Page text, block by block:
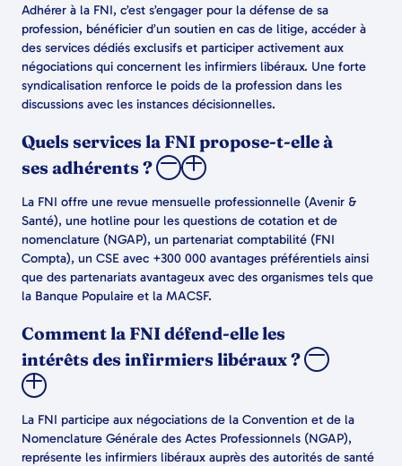
Adhérer à la FNI, c’est s’engager pour la défense de sa
profession, bénéficier d’un soutien en cas de litige, accéder à
des services dédiés exclusifs et participer activement aux
négociations qui concernent les infirmiers libéraux. Une forte
syndicalisation renforce le poids de la profession dans les
discussions avec les instances décisionnelles.
Quels services la FNI propose-t-elle à
ses adhérents ?
La FNI offre une revue mensuelle professionnelle (Avenir &
Santé), une hotline pour les questions de cotation et de
nomenclature (NGAP), un partenariat comptabilité (FNI
Compta), un CSE avec +300 000 avantages préférentiels ainsi
que des partenariats avantageux avec des organismes tels que
la Banque Populaire et la MACSF.
Comment la FNI défend-elle les
intérêts des infirmiers libéraux ?
La FNI participe aux négociations de la Convention et de la
Nomenclature Générale des Actes Professionnels (NGAP),
représente les infirmiers libéraux auprès des autorités de santé